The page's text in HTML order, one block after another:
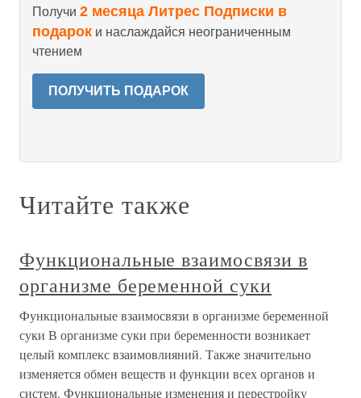
Получи 2 месяца Литрес Подписки в
подарок и наслаждайся неограниченным
чтением
ПОЛУЧИТЬ ПОДАРОК
Читайте также
Функциональные взаимосвязи в
организме беременной суки
Функциональные взаимосвязи в организме беременной
суки В организме суки при беременности возникает
целый комплекс взаимовлияний. Также значительно
изменяется обмен веществ и функции всех органов и
систем. Функциональные изменения и перестройку